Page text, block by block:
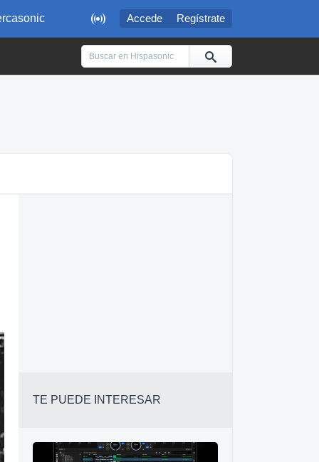
 Accede Regístrate
TE PUEDE INTERESAR